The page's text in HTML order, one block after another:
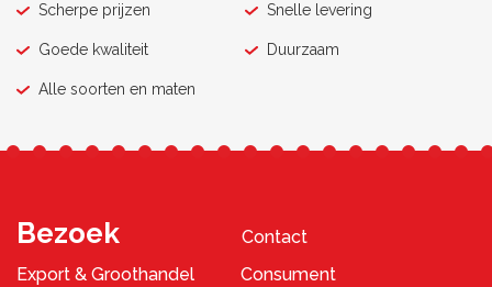
Scherpe prijzen Snelle levering
Goede kwaliteit Duurzaam
Alle soorten en maten
Bezoek
Contact
Export & Groothandel
Consument